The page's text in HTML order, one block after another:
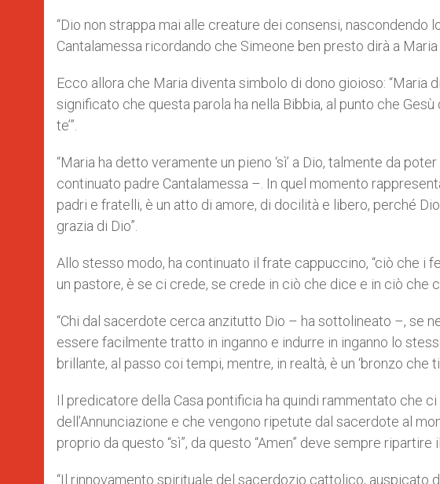
“Dio non strappa mai alle creature dei consensi, nascondendo
Cantalamessa ricordando che Simeone ben presto dirà a
Ecco allora che Maria diventa simbolo di dono gioioso: “Maria
significato che questa parola ha nella Bibbia, al punto che Gesù
te’”.
“Maria ha detto veramente un pieno ‘sì’ a Dio, talmente da
continuato padre Cantalamessa –. In quel momento
padri e fratelli, è un atto di amore, di docilità e libero, perché
grazia di Dio”.
Allo stesso modo, ha continuato il frate cappuccino, “ciò che i
un pastore, è se ci crede, se crede in ciò che dice e in ciò che
“Chi dal sacerdote cerca anzitutto Dio – ha sottolineato –, se
essere facilmente tratto in inganno e indurre in inganno lo
brillante, al passo coi tempi, mentre, in realtà, è un ‘bronzo che
Il predicatore della Casa pontificia ha quindi rammentato che
dell’Annunciazione e che vengono ripetute dal sacerdote al
proprio da questo “sì”, da questo “Amen” deve sempre ripartire
“Il rinnovamento spirituale del sacerdozio cattolico, auspicato